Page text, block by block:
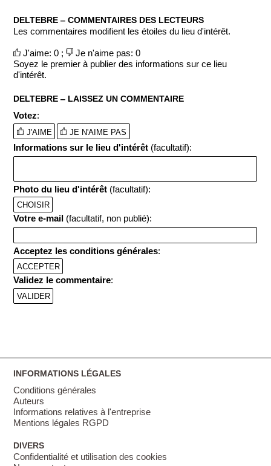
DELTEBRE ‒ COMMENTAIRES DES LECTEURS
Les commentaires modifient les étoiles du lieu d'intérêt.
J'aime: 0 ;
Je n'aime pas: 0
Soyez le premier à publier des informations sur ce lieu
d'intérêt.
DELTEBRE ‒ LAISSEZ UN COMMENTAIRE
Votez:
J'AIME JE N'AIME PAS
Informations sur le lieu d'intérêt (facultatif):
Photo du lieu d'intérêt (facultatif):
CHOISIR
Votre e-mail (facultatif, non publié):
Acceptez les conditions générales:
ACCEPTER
Validez le commentaire:
INFORMATIONS LÉGALES
Conditions générales
Auteurs
Informations relatives à l'entreprise
Mentions légales RGPD
DIVERS
Confidentialité et utilisation des cookies